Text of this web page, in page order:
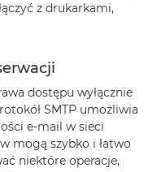
z drukarkami,
dostępu wyłącznie
SMTP umożliwia
e-mail w sieci
mogą szybko i łatwo
niektóre operacje,